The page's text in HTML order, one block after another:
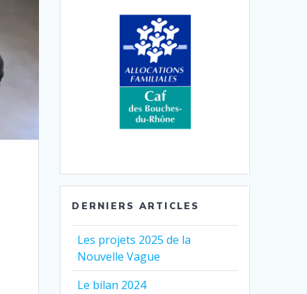
DERNIERS ARTICLES
Les projets 2025 de la
Nouvelle Vague
Le bilan 2024